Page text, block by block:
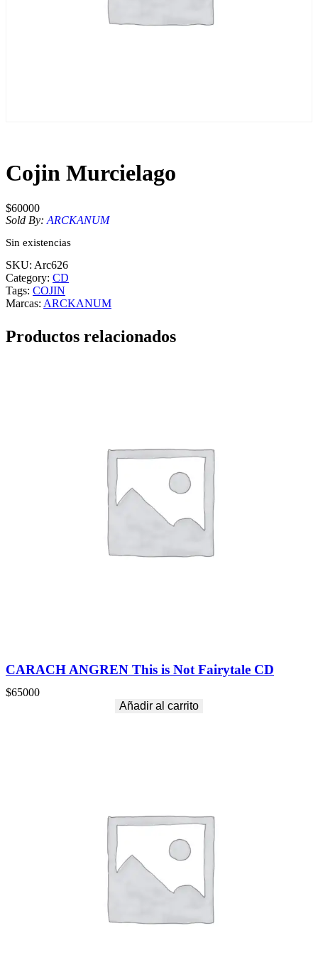
Cojin Murcielago
$60000
Sold By: ARCKANUM
Sin existencias
SKU: Arc626
Category: CD
Tags: COJIN
Marcas: ARCKANUM
Productos relacionados
CARACH ANGREN This is Not Fairytale CD
$65000
Añadir al carrito